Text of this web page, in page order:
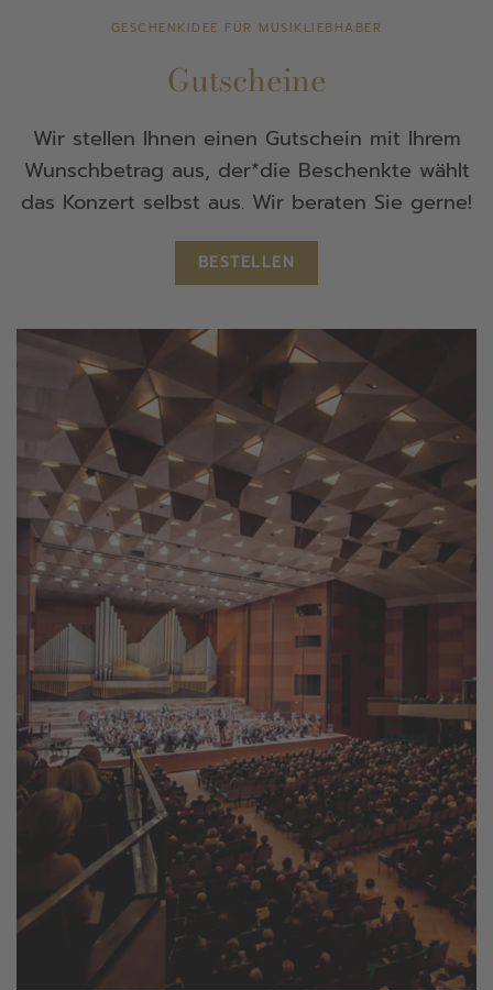
GESCHENKIDEE FÜR MUSIKLIEBHABER
Gutscheine
Wir stellen Ihnen einen Gutschein mit Ihrem
Wunschbetrag aus, der*die Beschenkte wählt
das Konzert selbst aus. Wir beraten Sie gerne!
BESTELLEN